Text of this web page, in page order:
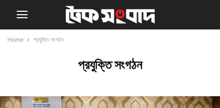
Home প্রযুক্তি সংগঠন
প্রযুক্তি সংগঠন